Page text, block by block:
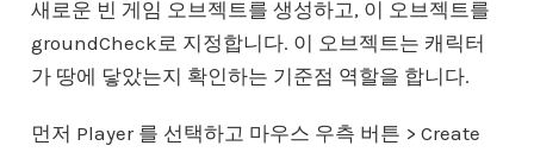
새로운 빈 게임 오브젝트를 생성하고, 이 오브젝트를
groundCheck로 지정합니다. 이 오브젝트는 캐릭터
가 땅에 닿았는지 확인하는 기준점 역할을 합니다.
먼저 Player 를 선택하고 마우스 우측 버튼 > Create